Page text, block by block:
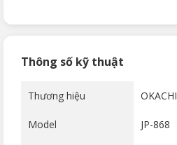
Thông số kỹ thuật
Thương hiệu OKACHI
Model JP-868